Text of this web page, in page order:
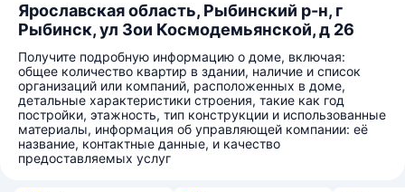
Ярославская область, Рыбинский р-н, г
Рыбинск, ул Зои Космодемьянской, д 26
Получите подробную информацию о доме, включая:
общее количество квартир в здании, наличие и список
организаций или компаний, расположенных в доме,
детальные характеристики строения, такие как год
постройки, этажность, тип конструкции и использованные
материалы, информация об управляющей компании: её
название, контактные данные, и качество
предоставляемых услуг